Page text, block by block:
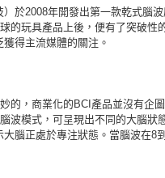
於2008年開發出第一款乾式腦
的玩具產品上後，便有了突破性
得主流媒體的關注。
的，商業化的BCI產品並沒有企
波模式，可呈現出不同的大腦狀
腦正處於專注狀態。當腦波在8